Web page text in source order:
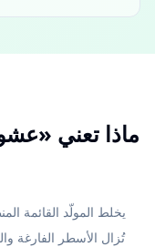
ماذا تعني
يخلط المولّد القائمة
تُزال الأسطر الفارغة